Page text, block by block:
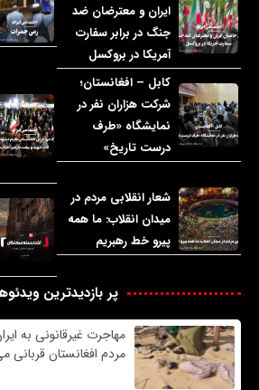
ایران و معترضان ضد
جنگ در برابر سفارت
آمریکا در بروکسل
کابل – افغانستان؛
شرکت هزاران نفر در
نمایشگاه «طرف
درست تاریخ»
شعار انقلابی مردم در
میدان انقلاب: ما همه
پیرو خط رهبریم
پر بازدیدترین
مهاجرت غیرقانونی به
مردم افغانستان قربانی